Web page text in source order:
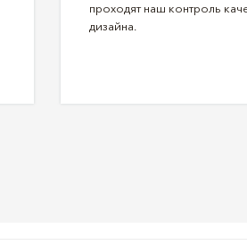
проходят наш контроль
дизайна.